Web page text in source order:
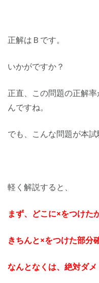
正解はＢです。
いかがですか？
正直、この問題の正解
んですね。
でも、こんな問題が本試
軽く解説すると、
まず、どこに×をつけた
きちんと×をつけた部分
なんとなくは、絶対ダメ